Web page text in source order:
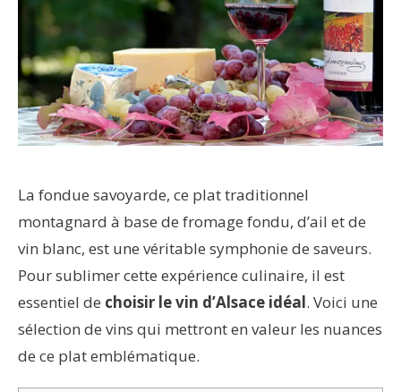
La fondue savoyarde, ce plat traditionnel
montagnard à base de fromage fondu, d’ail et de
vin blanc, est une véritable symphonie de saveurs.
Pour sublimer cette expérience culinaire, il est
essentiel de choisir le vin d’Alsace idéal. Voici une
sélection de vins qui mettront en valeur les nuances
de ce plat emblématique.